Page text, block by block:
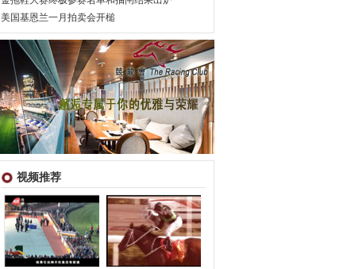
美国基恩兰一月拍卖会开槌
视频推荐